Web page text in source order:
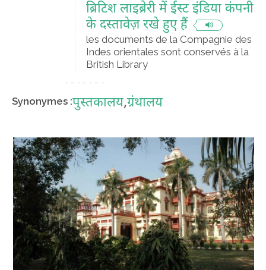
ब्रिटिश लाइब्रेरी में ईस्ट इंडिया कंपनी
के दस्तावेज़ रखे हुए हैं
les documents de la Compagnie des
Indes orientales sont conservés à la
British Library
Synonymes :पुस्तकालय,ग्रंथालय